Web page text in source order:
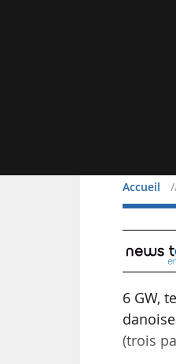
Accueil
6 GW,
(trois